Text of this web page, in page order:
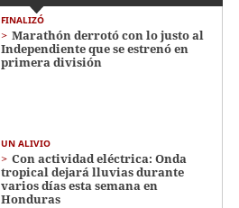
FINALIZÓ
Marathón derrotó con lo justo al
Independiente que se estrenó en
primera división
UN ALIVIO
Con actividad eléctrica: Onda
tropical dejará lluvias durante
varios días esta semana en
Honduras